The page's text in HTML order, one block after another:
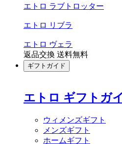
エトロ ラブトロッター
エトロ リブラ
エトロ ヴェラ
返品交換 送料無料
ギフトガイド
エトロ ギフトガ
ウィメンズギフト
メンズギフト
ホームギフト